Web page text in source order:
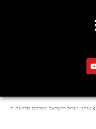
> עיתון מוביל בישראל מפרסם חדשות חמות